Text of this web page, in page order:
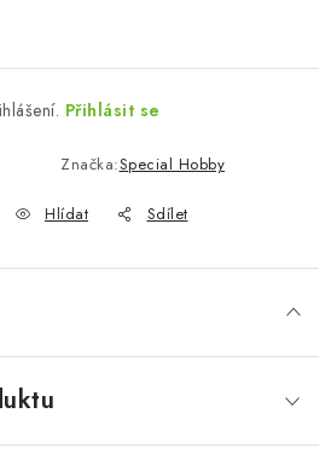
Přihlásit se
Značka:Special Hobby
Hlídat Sdílet